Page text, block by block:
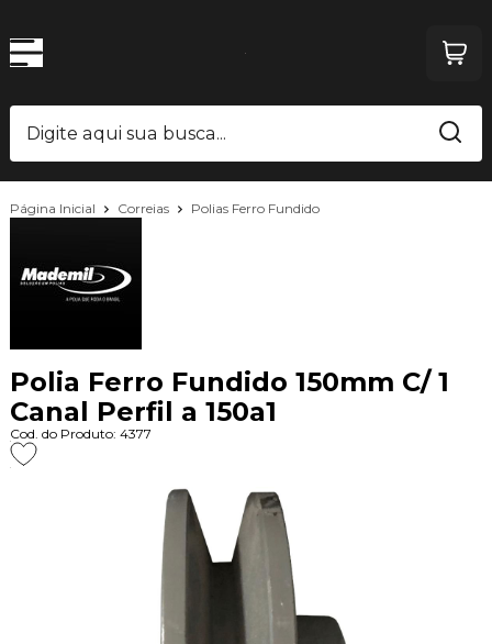
Página Inicial Correias Polias Ferro Fundido
Polia Ferro Fundido 150mm C/ 1
Canal Perfil a 150a1
Cod. do Produto: 4377